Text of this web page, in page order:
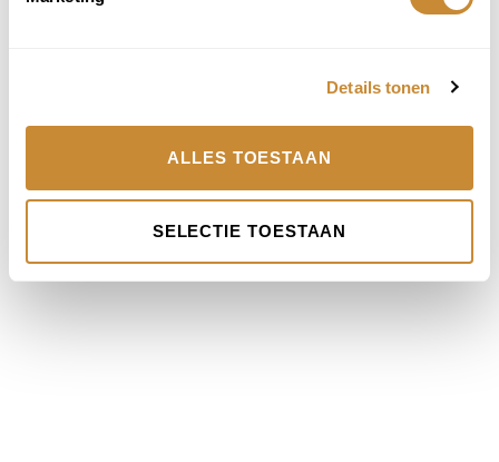
Details tonen
ALLES TOESTAAN
SELECTIE TOESTAAN